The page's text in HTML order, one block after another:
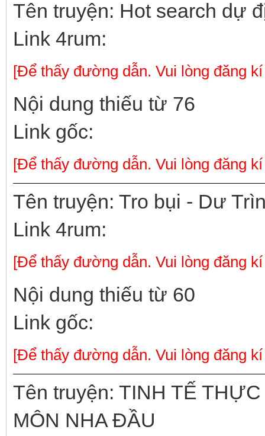
Tên truyện: Hot search dự
Link 4rum:
[Để thấy đường dẫn. Vui lòng đăng
Nội dung thiếu từ 76
Link gốc:
[Để thấy đường dẫn. Vui lòng đăng
Tên truyện: Tro bụi - Dư
Link 4rum:
[Để thấy đường dẫn. Vui lòng đăng
Nội dung thiếu từ 60
Link gốc:
[Để thấy đường dẫn. Vui lòng đăng
Tên truyện: TINH TẾ
MÔN NHA ĐẦU